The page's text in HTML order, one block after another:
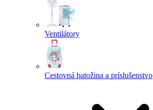
Ventilátory
Cestovná batožina a príslušenstvo